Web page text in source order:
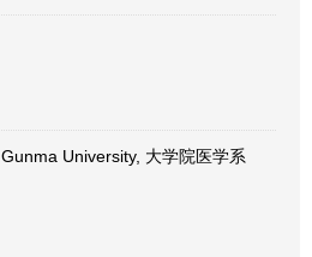
Gunma University, 大学院医学系